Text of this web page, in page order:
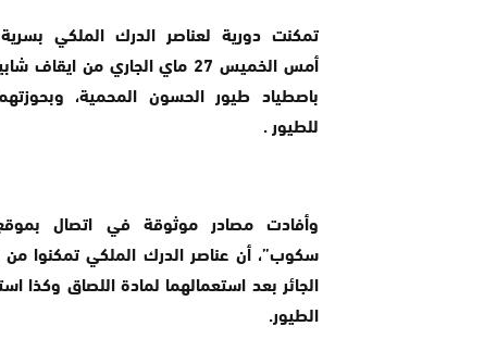
تمكنت دورية لعناصر الدرك الملكي
أمس الخميس 27 ماي الجاري من
باصطياد طيور الحسون المحمية،
للطيور .
وأفادت مصادر موثوقة في اتصال
سكوب”، أن عناصر الدرك الملكي تمكنوا
الجائر بعد استعمالهما لمادة اللصاق
الطيور.